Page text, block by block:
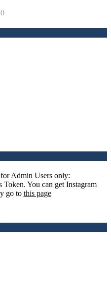
for Admin Users only:
Token. You can get Instagram
go to this page